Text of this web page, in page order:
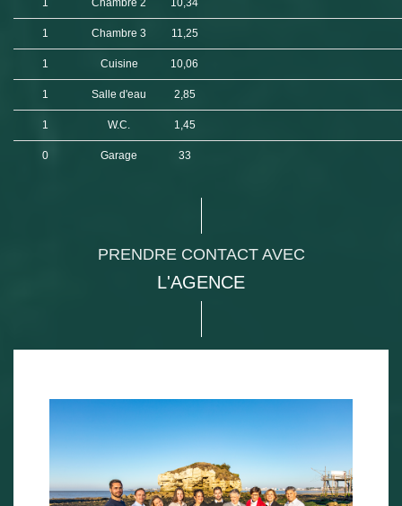
1 Chambre 2 10,34
1 Chambre 3 11,25
1 Cuisine 10,06
1 Salle d'eau 2,85
1 W.C. 1,45
0 Garage 33
PRENDRE CONTACT AVEC
L'AGENCE